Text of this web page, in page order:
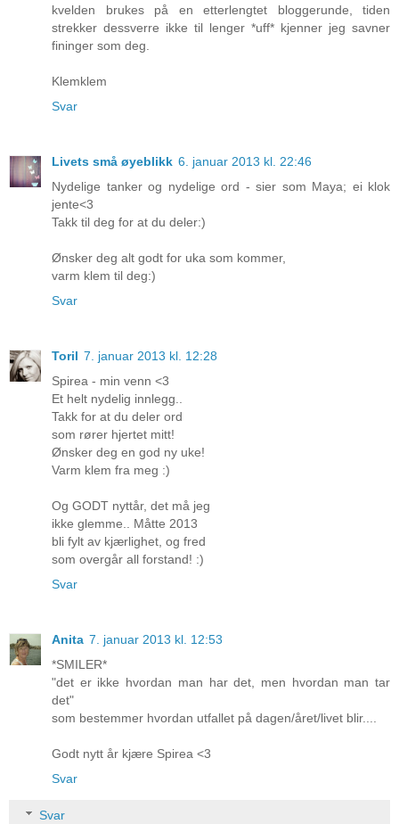
kvelden brukes på en etterlengtet bloggerunde, tiden
strekker dessverre ikke til lenger *uff* kjenner jeg savner
fininger som deg.
Klemklem
Svar
Livets små øyeblikk 6. januar 2013 kl. 22:46
Nydelige tanker og nydelige ord - sier som Maya; ei klok
jente<3
Takk til deg for at du deler:)
Ønsker deg alt godt for uka som kommer,
varm klem til deg:)
Svar
Toril 7. januar 2013 kl. 12:28
Spirea - min venn <3
Et helt nydelig innlegg..
Takk for at du deler ord
som rører hjertet mitt!
Ønsker deg en god ny uke!
Varm klem fra meg :)
Og GODT nyttår, det må jeg
ikke glemme.. Måtte 2013
bli fylt av kjærlighet, og fred
som overgår all forstand! :)
Svar
Anita 7. januar 2013 kl. 12:53
*SMILER*
"det er ikke hvordan man har det, men hvordan man tar
det"
som bestemmer hvordan utfallet på dagen/året/livet blir....
Godt nytt år kjære Spirea <3
Svar
Svar